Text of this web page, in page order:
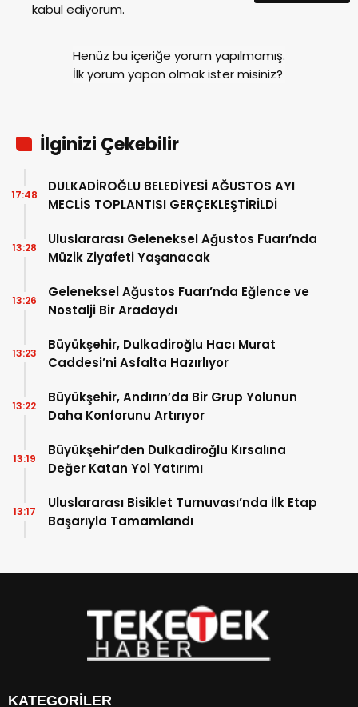
kabul ediyorum.
Henüz bu içeriğe yorum yapılmamış.
İlk yorum yapan olmak ister misiniz?
İlginizi Çekebilir
DULKADİROĞLU BELEDİYESİ AĞUSTOS AYI
MECLİS TOPLANTISI GERÇEKLEŞTİRİLDİ
17:48
Uluslararası Geleneksel Ağustos Fuarı’nda
Müzik Ziyafeti Yaşanacak
13:28
Geleneksel Ağustos Fuarı’nda Eğlence ve
Nostalji Bir Aradaydı
13:26
Büyükşehir, Dulkadiroğlu Hacı Murat
Caddesi’ni Asfalta Hazırlıyor
13:23
Büyükşehir, Andırın’da Bir Grup Yolunun
Daha Konforunu Artırıyor
13:22
Büyükşehir’den Dulkadiroğlu Kırsalına
Değer Katan Yol Yatırımı
13:19
Uluslararası Bisiklet Turnuvası’nda İlk Etap
Başarıyla Tamamlandı
13:17
KATEGORİLER